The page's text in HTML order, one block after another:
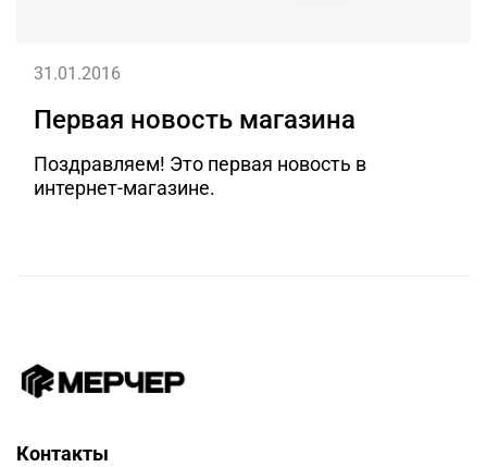
Первая новость магазина
Поздравляем! Это первая новость в
интернет-магазине.
31.01.2016
Контакты